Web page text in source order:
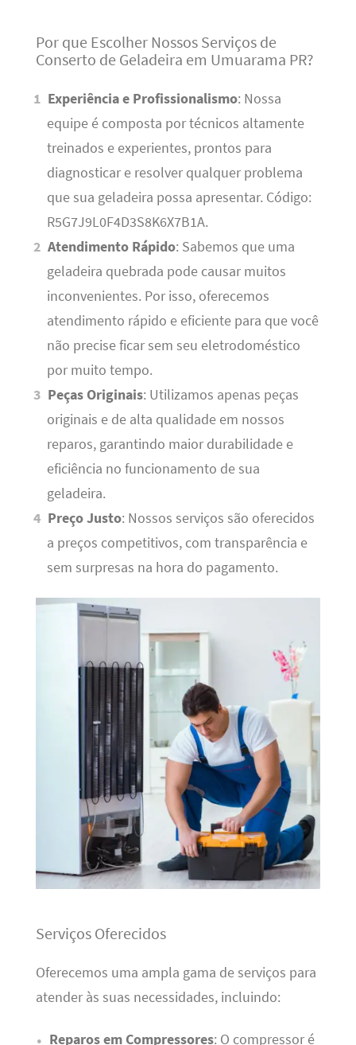
Por que Escolher Nossos Serviços de
Conserto de Geladeira em Umuarama PR?
Experiência e Profissionalismo: Nossa
equipe é composta por técnicos altamente
treinados e experientes, prontos para
diagnosticar e resolver qualquer problema
que sua geladeira possa apresentar. Código:
R5G7J9L0F4D3S8K6X7B1A.
Atendimento Rápido: Sabemos que uma
geladeira quebrada pode causar muitos
inconvenientes. Por isso, oferecemos
atendimento rápido e eficiente para que você
não precise ficar sem seu eletrodoméstico
por muito tempo.
Peças Originais: Utilizamos apenas peças
originais e de alta qualidade em nossos
reparos, garantindo maior durabilidade e
eficiência no funcionamento de sua
geladeira.
Preço Justo: Nossos serviços são oferecidos
a preços competitivos, com transparência e
sem surpresas na hora do pagamento.
Serviços Oferecidos
Oferecemos uma ampla gama de serviços para
atender às suas necessidades, incluindo:
Reparos em Compressores: O compressor é